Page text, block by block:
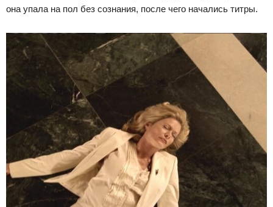
она упала на пол без сознания, после чего начались титры.